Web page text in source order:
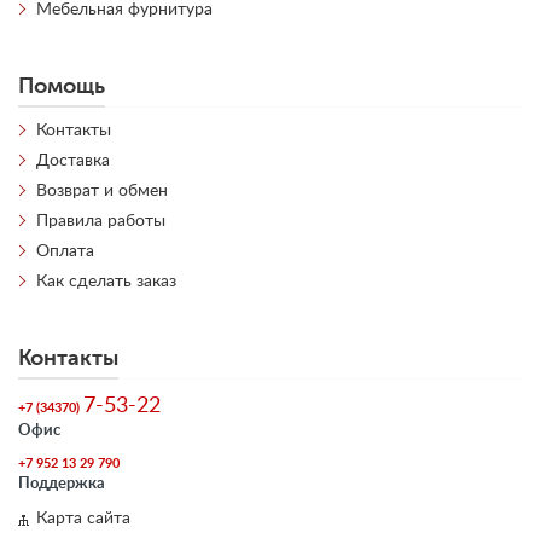
Мебельная фурнитура
Помощь
Контакты
Доставка
Возврат и обмен
Правила работы
Оплата
Как сделать заказ
Контакты
+7 (34370) 7-53-22
Офис
+7 952 13 29 790
Поддержка
Карта сайта